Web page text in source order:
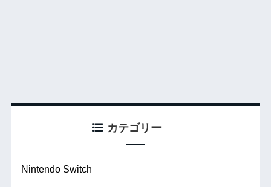
カテゴリー
Nintendo Switch